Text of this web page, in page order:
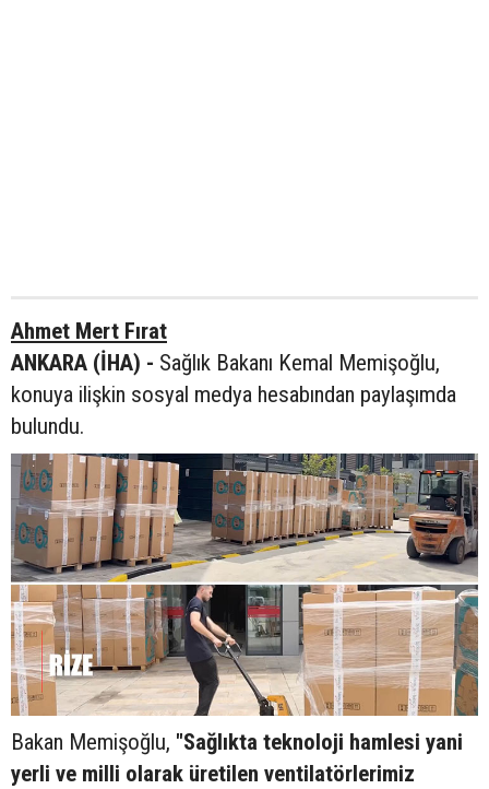
Ahmet Mert Fırat
ANKARA (İHA) - Sağlık Bakanı Kemal Memişoğlu,
konuya ilişkin sosyal medya hesabından paylaşımda
bulundu.
Bakan Memişoğlu, "Sağlıkta teknoloji hamlesi yani
yerli ve milli olarak üretilen ventilatörlerimiz